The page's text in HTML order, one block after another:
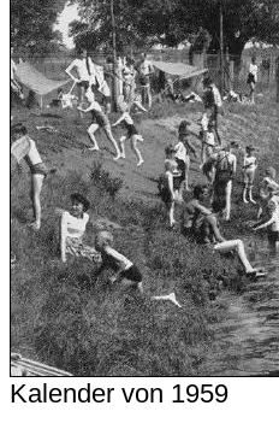
Kalender von 1959